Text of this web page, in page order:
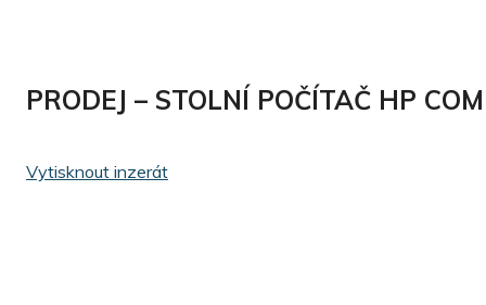
PRODEJ – STOLNÍ POČÍTAČ HP
Vytisknout inzerát